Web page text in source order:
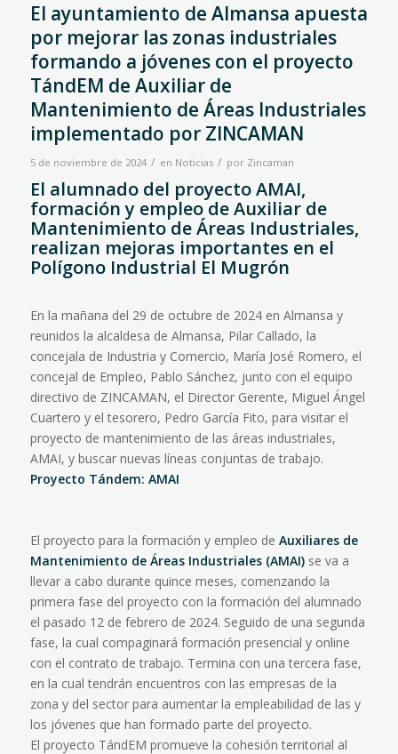
El ayuntamiento de Almansa apuesta
por mejorar las zonas industriales
formando a jóvenes con el proyecto
TándEM de Auxiliar de
Mantenimiento de Áreas Industriales
implementado por ZINCAMAN
5 de noviembre de 2024 / en Noticias / por Zincaman
El alumnado del proyecto AMAI,
formación y empleo de Auxiliar de
Mantenimiento de Áreas Industriales,
realizan mejoras importantes en el
Polígono Industrial El Mugrón
En la mañana del 29 de octubre de 2024 en Almansa y
reunidos la alcaldesa de Almansa, Pilar Callado, la
concejala de Industria y Comercio, María José Romero, el
concejal de Empleo, Pablo Sánchez, junto con el equipo
directivo de ZINCAMAN, el Director Gerente, Miguel Ángel
Cuartero y el tesorero, Pedro García Fito, para visitar el
proyecto de mantenimiento de las áreas industriales,
AMAI, y buscar nuevas líneas conjuntas de trabajo.
Proyecto Tándem: AMAI
El proyecto para la formación y empleo de Auxiliares de
Mantenimiento de Áreas Industriales (AMAI) se va a
llevar a cabo durante quince meses, comenzando la
primera fase del proyecto con la formación del alumnado
el pasado 12 de febrero de 2024. Seguido de una segunda
fase, la cual compaginará formación presencial y online
con el contrato de trabajo. Termina con una tercera fase,
en la cual tendrán encuentros con las empresas de la
zona y del sector para aumentar la empleabilidad de las y
los jóvenes que han formado parte del proyecto.
El proyecto TándEM promueve la cohesión territorial al